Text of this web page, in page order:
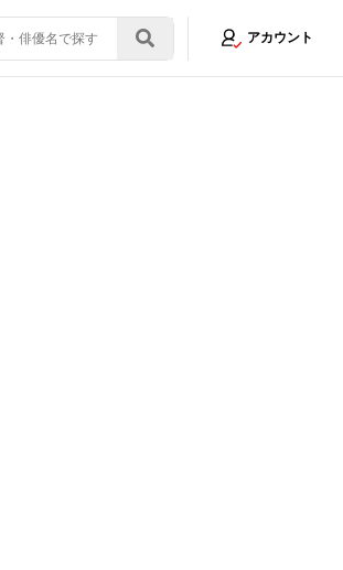
アカウント
川が流した涙のワケとは？